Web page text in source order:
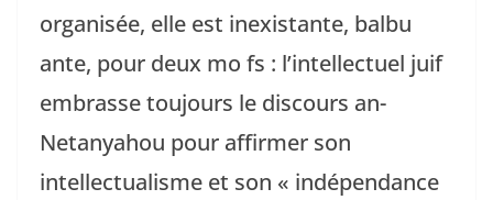
organisée, elle est inexistante, balbu
ante, pour deux mo fs : l’intellectuel juif
embrasse toujours le discours an-
Netanyahou pour affirmer son
intellectualisme et son « indépendance